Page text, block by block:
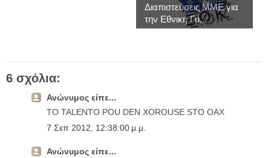
Διαπιστεύσεις MME για
την Εθνική Γυ...
6 σχόλια:
Ανώνυμος είπε...
TO TALENTO POU DEN XOROUSE STO OAX
7 Σεπ 2012, 12:38:00 μ.μ.
Ανώνυμος είπε...